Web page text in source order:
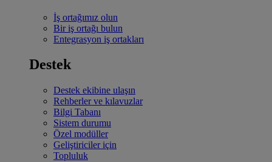
İş ortağımız olun
Bir iş ortağı bulun
Entegrasyon iş ortakları
Destek
Destek ekibine ulaşın
Rehberler ve kılavuzlar
Bilgi Tabanı
Sistem durumu
Özel modüller
Geliştiriciler için
Topluluk